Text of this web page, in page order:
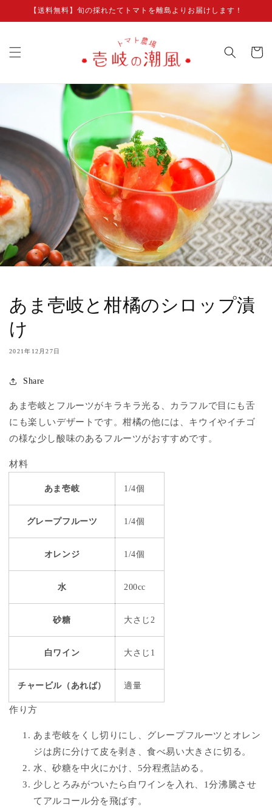
ンツに
進む
【送料無料】旬の採れたてトマトを離島よりお届けします！
ー
あま壱岐と柑橘のシロップ漬
け
2021年12月27日
Share
あま壱岐とフルーツがキラキラ光る、カラフルで目にも舌
にも楽しいデザートです。柑橘の他には、キウイやイチゴ
の様な少し酸味のあるフルーツがおすすめです。
材料
あま壱岐 1/4個
グレープフルーツ 1/4個
オレンジ 1/4個
水 200cc
砂糖 大さじ2
白ワイン 大さじ1
チャービル（あれば） 適量
作り方
あま壱岐をくし切りにし、グレープフルーツとオレン
ジは房に分けて皮を剥き、食べ易い大きさに切る。
水、砂糖を中火にかけ、5分程煮詰める。
少しとろみがついたら白ワインを入れ、1分沸騰させ
てアルコール分を飛ばす。